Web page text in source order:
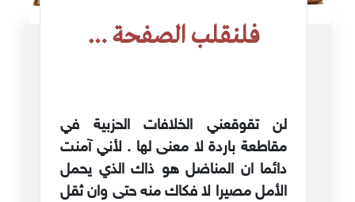
فلنقلب الصفحة …
لن تقوقعني الخلافات الحزبية في
مقاطعة باردة لا معنى لها . لأني آمنت
دائما ان المناضل هو ذاك الذي يحمل
الأمل مصيرا لا فكاك منه حتى وان ثقل